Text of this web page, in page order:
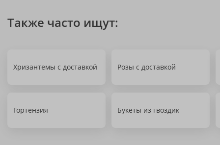
Также часто ищут:
Хризантемы с доставкой Розы с доставкой
Гортензия Букеты из гвоздик